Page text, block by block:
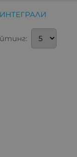
ИНТЕГРАЛИ